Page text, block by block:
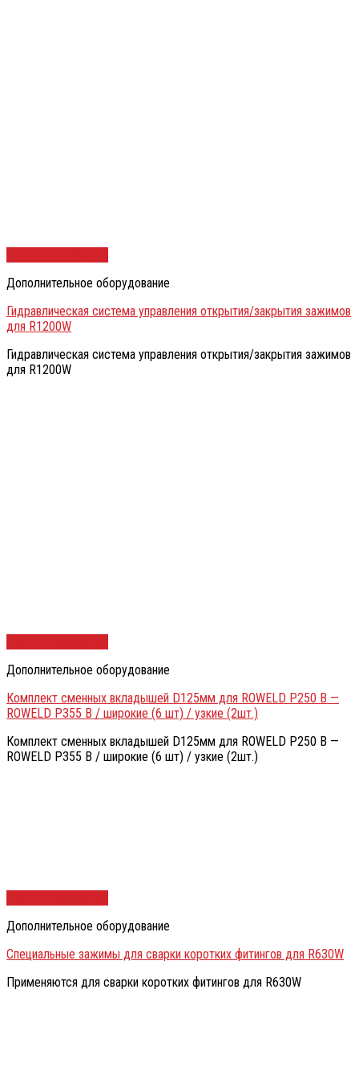
Дополнительное оборудование
Гидравлическая система управления открытия/закрытия зажимов
для R1200W
Гидравлическая система управления открытия/закрытия зажимов
для R1200W
Дополнительное оборудование
Комплект сменных вкладышей D125мм для ROWELD P250 B —
ROWELD P355 B / широкие (6 шт) / узкие (2шт.)
Комплект сменных вкладышей D125мм для ROWELD P250 B —
ROWELD P355 B / широкие (6 шт) / узкие (2шт.)
Дополнительное оборудование
Специальные зажимы для сварки коротких фитингов для R630W
Применяются для сварки коротких фитингов для R630W